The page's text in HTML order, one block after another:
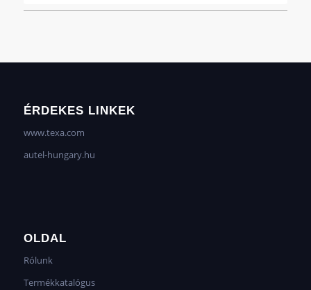
ÉRDEKES LINKEK
www.texa.com
autel-hungary.hu
OLDAL
Rólunk
Termékkatalógus